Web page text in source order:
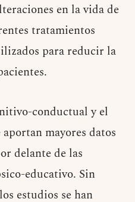
en la vida de
tratamientos
para reducir la
conductual y el
mayores datos
delante de las
educativo. Sin
estudios se han